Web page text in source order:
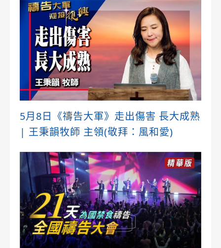
5月8日《禱告大軍》走出傷害 長大成熟
| 王秉韻牧師 主領(敬拜：風和愛)